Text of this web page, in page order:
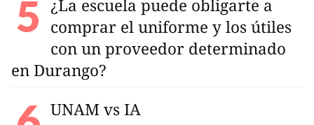
¿La escuela puede obligarte a
comprar el uniforme y los útiles
con un proveedor determinado
en Durango?
UNAM vs IA